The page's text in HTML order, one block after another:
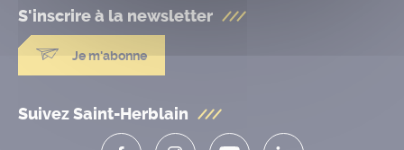
S'inscrire à la newsletter
Je m'abonne
Suivez Saint-Herblain